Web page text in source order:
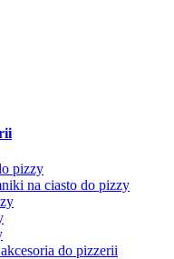
pizzy
na ciasto do pizzy
do pizzerii